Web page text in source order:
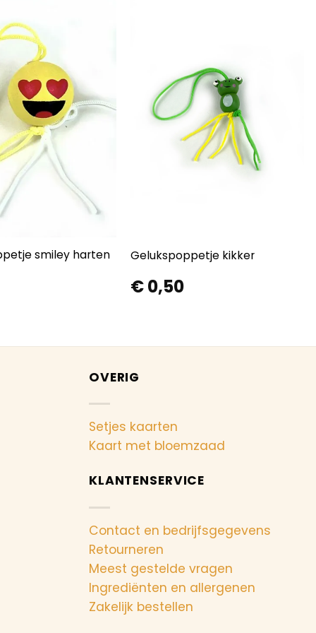
smiley harten Gelukspoppetje kikker
€0,50
OVERIG
Setjes kaarten
Kaart met bloemzaad
KLANTENSERVICE
Contact en bedrijfsgegevens
Retourneren
Meest gestelde vragen
Ingrediënten en allergenen
Zakelijk bestellen